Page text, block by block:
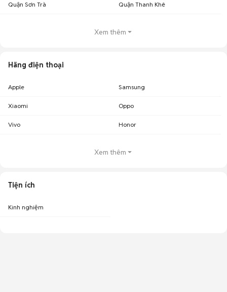
Quận Sơn Trà Quận Thanh Khê
Xem thêm
Hãng điện thoại
Apple Samsung
Xiaomi Oppo
Vivo Honor
Xem thêm
Tiện ích
Kinh nghiệm